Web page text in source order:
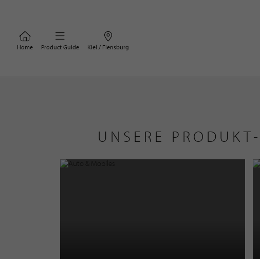
Home Product Guide Kiel / Flensburg
UNSERE